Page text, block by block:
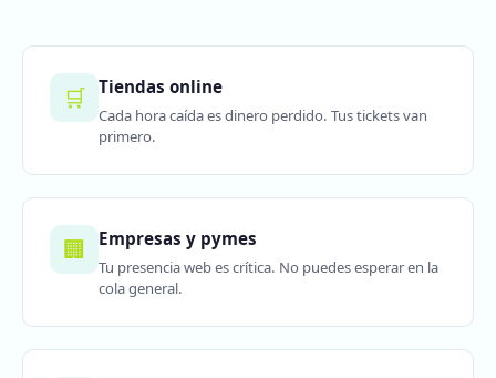
🛒 Tiendas online
Cada hora caída es dinero perdido. Tus tickets van
primero.
🏢 Empresas y pymes
Tu presencia web es crítica. No puedes esperar en la
cola general.